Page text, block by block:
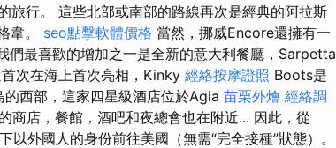
旅行。 這些北部或南部的路線再次是經典的阿拉斯
韋。 seo點擊軟體價格 當然，挪威Encore還擁有一
們最喜歡的增加之一是全新的意大利餐廳，Sarpetta
次在海上首次亮相，Kinky 經絡按摩證照 Boots是
的西部，這家四星級酒店位於Agia 苗栗外燴 經絡調
商店，餐館，酒吧和夜總會也在附近... 因此，從
外國人的身份前往美國（無需“完全接種”狀態）。